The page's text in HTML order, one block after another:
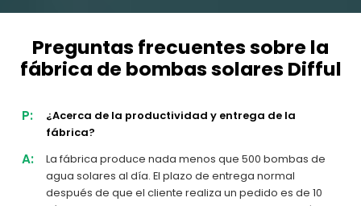
Preguntas frecuentes sobre la
fábrica de bombas solares Difful
P:
¿Acerca de la productividad y entrega de la
fábrica?
A:
La fábrica produce nada menos que 500 bombas de
agua solares al día. El plazo de entrega normal
después de que el cliente realiza un pedido es de 10